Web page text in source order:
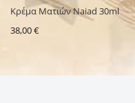
Κρέμα Ματιών Naiad 30ml
38,00€